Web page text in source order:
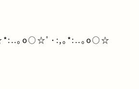
｡o○☆ﾟ･:,｡*:..｡o○☆